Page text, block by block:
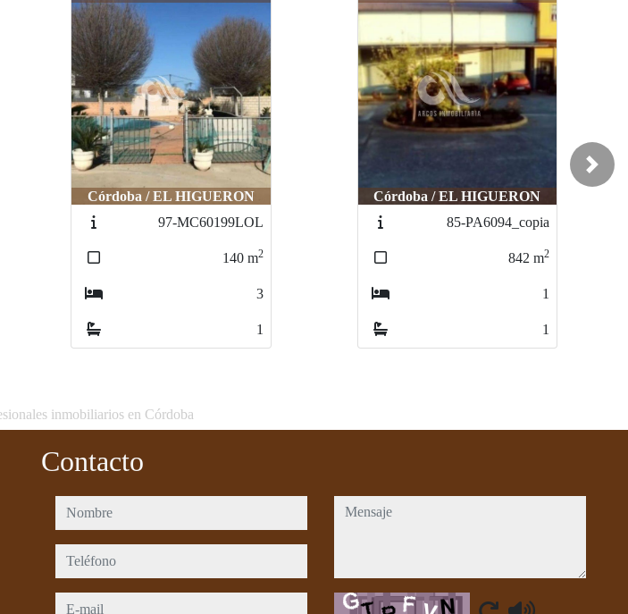
Córdoba / EL HIGUERON
85-PA6094_copia
842 m2
1
1
Córdoba / EL HIGUERON
398-PA325S
1000m2
5
2
Next
inmobiliarios en Córdoba
Contacto
nombre
teléfono
e-mail
mensaje
Captcha